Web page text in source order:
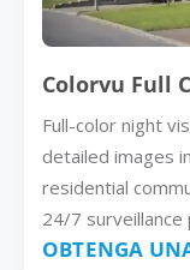
Colorvu Full
Full-color night
detailed images
residential
24/7 surveillance
OBTENGA